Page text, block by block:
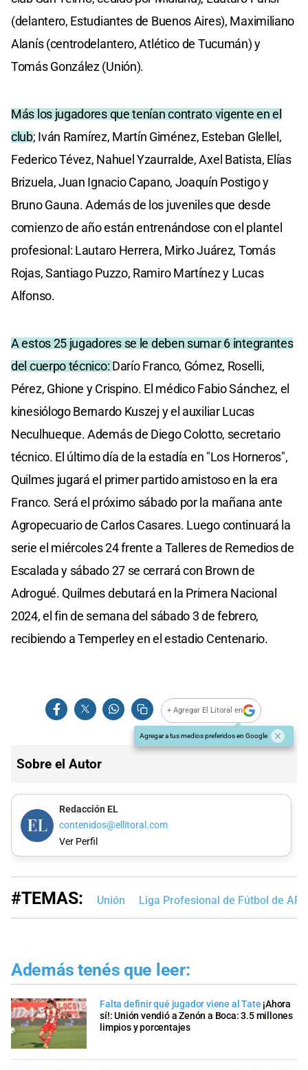
(delantero, Estudiantes de Buenos Aires), Maximiliano
Alanís (centrodelantero, Atlético de Tucumán) y
Tomás González (Unión).
Más los jugadores que tenían contrato vigente en el
club; Iván Ramírez, Martín Giménez, Esteban Glellel,
Federico Tévez, Nahuel Yzaurralde, Axel Batista, Elías
Brizuela, Juan Ignacio Capano, Joaquín Postigo y
Bruno Gauna. Además de los juveniles que desde
comienzo de año están entrenándose con el plantel
profesional: Lautaro Herrera, Mirko Juárez, Tomás
Rojas, Santiago Puzzo, Ramiro Martínez y Lucas
Alfonso.
A estos 25 jugadores se le deben sumar 6 integrantes
del cuerpo técnico: Darío Franco, Gómez, Roselli,
Pérez, Ghione y Crispino. El médico Fabio Sánchez, el
kinesiólogo Bernardo Kuszej y el auxiliar Lucas
Neculhueque. Además de Diego Colotto, secretario
técnico. El último día de la estadía en "Los Horneros",
Quilmes jugará el primer partido amistoso en la era
Franco. Será el próximo sábado por la mañana ante
Agropecuario de Carlos Casares. Luego continuará la
serie el miércoles 24 frente a Talleres de Remedios de
Escalada y sábado 27 se cerrará con Brown de
Adrogué. Quilmes debutará en la Primera Nacional
2024, el fin de semana del sábado 3 de febrero,
recibiendo a Temperley en el estadio Centenario.
+ Agregar El Litoral en
Agregar a tus medios preferidos en Google
Sobre el Autor
Redacción EL
contenidos@ellitoral.com
Ver Perfil
#TEMAS: Unión Liga Profesional de Fútbol de AFA
Además tenés que leer:
Falta definir qué jugador viene al Tate ¡Ahora
sí!: Unión vendió a Zenón a Boca: 3.5 millones
limpios y porcentajes